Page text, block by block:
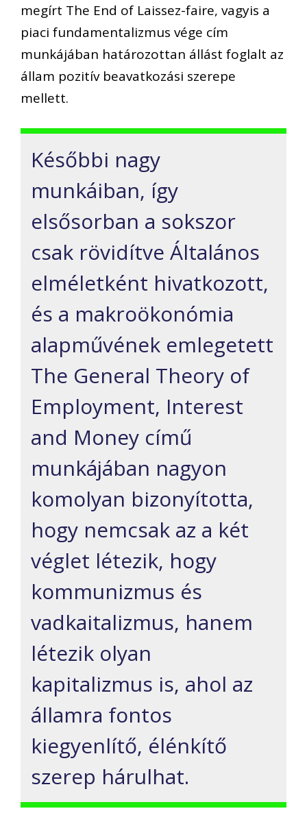
megírt The End of Laissez-faire, vagyis a
piaci fundamentalizmus vége cím
munkájában határozottan állást foglalt az
állam pozitív beavatkozási szerepe
mellett.
Későbbi nagy
munkáiban, így
elsősorban a sokszor
csak rövidítve Általános
elméletként hivatkozott,
és a makroökonómia
alapművének emlegetett
The General Theory of
Employment, Interest
and Money című
munkájában nagyon
komolyan bizonyította,
hogy nemcsak az a két
véglet létezik, hogy
kommunizmus és
vadkaitalizmus, hanem
létezik olyan
kapitalizmus is, ahol az
államra fontos
kiegyenlítő, élénkítő
szerep hárulhat.